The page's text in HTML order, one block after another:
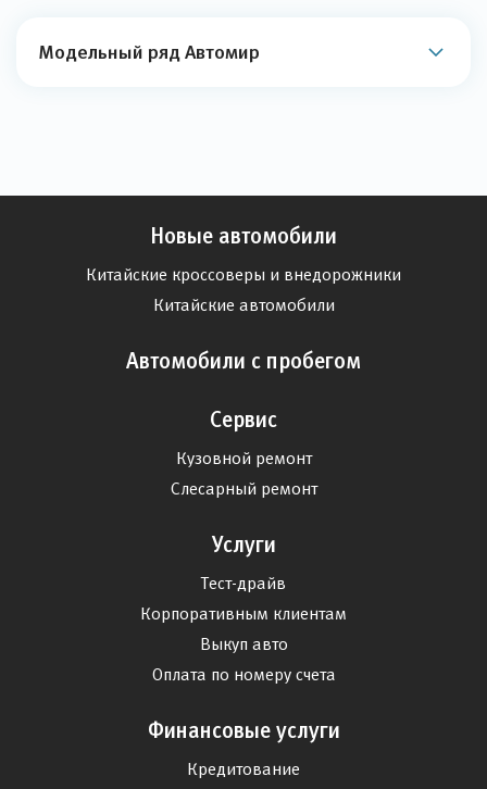
Модельный ряд Автомир
Новые автомобили
Китайские кроссоверы и внедорожники
Китайские автомобили
Автомобили с пробегом
Сервис
Кузовной ремонт
Слесарный ремонт
Услуги
Тест-драйв
Корпоративным клиентам
Выкуп авто
Оплата по номеру счета
Финансовые услуги
Кредитование